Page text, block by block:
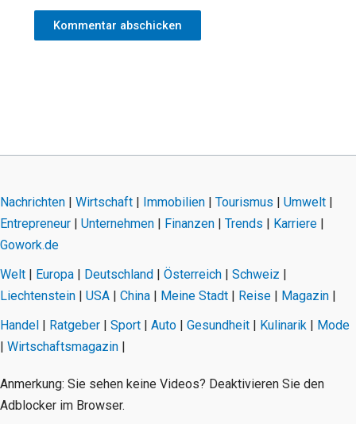
Nachrichten Wirtschaft Immobilien Tourismus Umwelt
Entrepreneur
Unternehmen Finanzen Trends Karriere
Gowork.de
Welt
Europa Deutschland Österreich Schweiz
Liechtenstein
USA China Meine Stadt Reise Magazin
Handel
Ratgeber Sport Auto Gesundheit Kulinarik
Mode
Wirtschaftsmagazin
Anmerkung: Sie sehen keine Videos? Deaktivieren Sie den
Adblocker im Browser.